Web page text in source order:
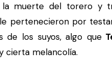
la muerte del torero y
pertenecieron por
de los suyos, algo que
cierta melancolía.